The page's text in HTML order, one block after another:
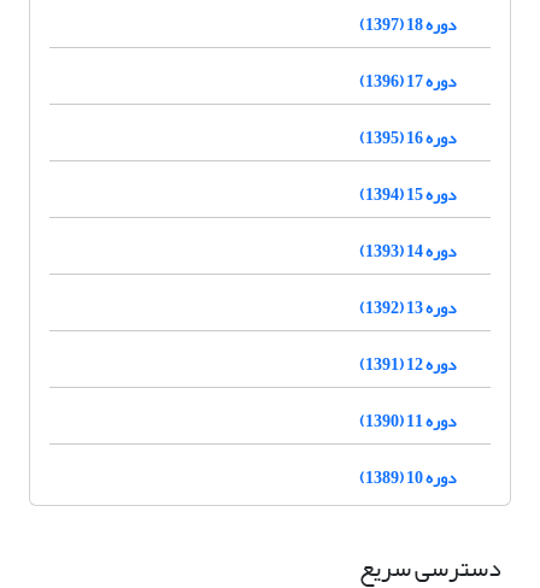
دوره 18 (1397)
دوره 17 (1396)
دوره 16 (1395)
دوره 15 (1394)
دوره 14 (1393)
دوره 13 (1392)
دوره 12 (1391)
دوره 11 (1390)
دوره 10 (1389)
دسترسی سریع